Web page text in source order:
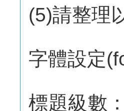
(5)請整理
字體設定
標題級數